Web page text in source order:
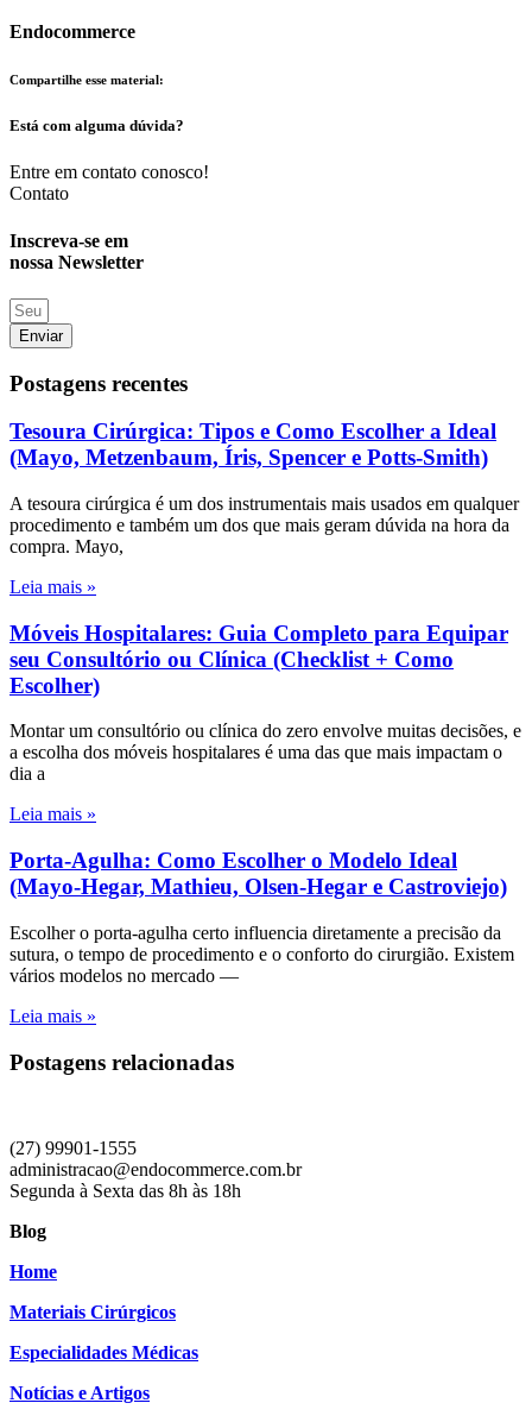
Endocommerce
Compartilhe esse material:
Está com alguma dúvida?
Entre em contato conosco!
Contato
Inscreva-se em
nossa Newsletter
Enviar
Postagens recentes
Tesoura Cirúrgica: Tipos e Como Escolher a Ideal
(Mayo, Metzenbaum, Íris, Spencer e Potts-Smith)
A tesoura cirúrgica é um dos instrumentais mais usados em qualquer
procedimento e também um dos que mais geram dúvida na hora da
compra. Mayo,
Leia mais »
Móveis Hospitalares: Guia Completo para Equipar
seu Consultório ou Clínica (Checklist + Como
Escolher)
Montar um consultório ou clínica do zero envolve muitas decisões, e
a escolha dos móveis hospitalares é uma das que mais impactam o
dia a
Leia mais »
Porta-Agulha: Como Escolher o Modelo Ideal
(Mayo-Hegar, Mathieu, Olsen-Hegar e Castroviejo)
Escolher o porta-agulha certo influencia diretamente a precisão da
sutura, o tempo de procedimento e o conforto do cirurgião. Existem
vários modelos no mercado —
Leia mais »
Postagens relacionadas
(27) 99901-1555
administracao@endocommerce.com.br
Segunda à Sexta das 8h às 18h
Blog
Home
Materiais Cirúrgicos
Especialidades Médicas
Notícias e Artigos